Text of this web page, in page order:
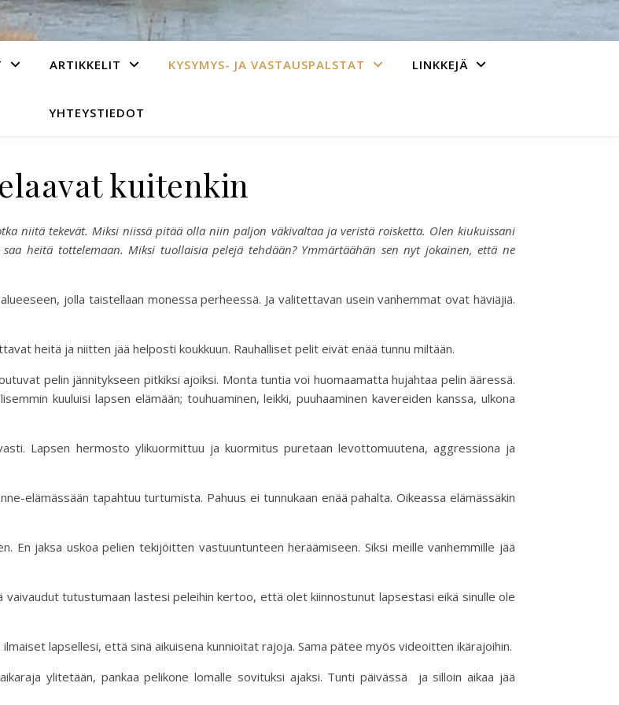
ARTIKKELIT KYSYMYS- JA VASTAUSPALSTAT LINKKEJÄ
YHTEYSTIEDOT
kuitenkin
niitä tekevät. Miksi niissä pitää olla niin paljon väkivaltaa ja veristä roisketta. Olen kiukuissani
heitä tottelemaan. Miksi tuollaisia pelejä tehdään? Ymmärtäähän sen nyt jokainen, että ne
jolla taistellaan monessa perheessä. Ja valitettavan usein vanhemmat ovat häviäjiä.
heitä ja niitten jää helposti koukkuun. Rauhalliset pelit eivät enää tunnu miltään.
pelin jännitykseen pitkiksi ajoiksi. Monta tuntia voi huomaamatta hujahtaa pelin ääressä.
kuuluisi lapsen elämään; touhuaminen, leikki, puuhaaminen kavereiden kanssa, ulkona
Lapsen hermosto ylikuormittuu ja kuormitus puretaan levottomuutena, aggressiona ja
elämässään tapahtuu turtumista. Pahuus ei tunnukaan enää pahalta. Oikeassa elämässäkin
En jaksa uskoa pelien tekijöitten vastuuntunteen heräämiseen. Siksi meille vanhemmille jää
tutustumaan lastesi peleihin kertoo, että olet kiinnostunut lapsestasi eikä sinulle ole
lapsellesi, että sinä aikuisena kunnioitat rajoja. Sama pätee myös videoitten ikärajoihin.
ylitetään, pankaa pelikone lomalle sovituksi ajaksi. Tunti päivässä ja silloin aikaa jää